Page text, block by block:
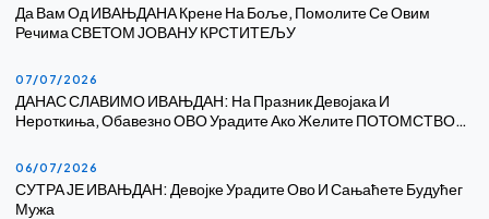
Да Вам Од ИВАЊДАНА Крене На Боље, Помолите Се Овим
Речима СВЕТОМ ЈОВАНУ КРСТИТЕЉУ
07/07/2026
ДАНАС СЛАВИМО ИВАЊДАН: На Празник Девојака И
Нероткиња, Обавезно ОВО Урадите Ако Желите ПОТОМСТВО…
06/07/2026
СУТРА ЈЕ ИВАЊДАН: Девојке Урадите Ово И Сањаћете Будућег
Мужа